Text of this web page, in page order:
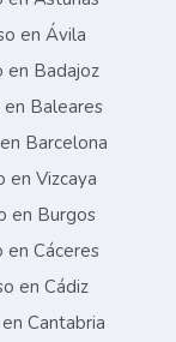
en Ávila
en Badajoz
Baleares
Barcelona
en Vizcaya
en Burgos
en Cáceres
en Cádiz
Cantabria